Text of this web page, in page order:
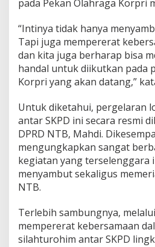
pada Pekan Olahraga Korpri
“Intinya tidak hanya
Tapi juga mempererat
dan kita juga berharap bisa
handal untuk diikutkan pada
Korpri yang akan datang,”
Untuk diketahui, pergelaran
antar SKPD ini secara resmi
DPRD NTB, Mahdi.
mengungkapkan sangat
kegiatan yang terselenggara
menyambut sekaligus
NTB.
Terlebih sambungnya,
mempererat kebersamaan
silahturohim antar SKPD